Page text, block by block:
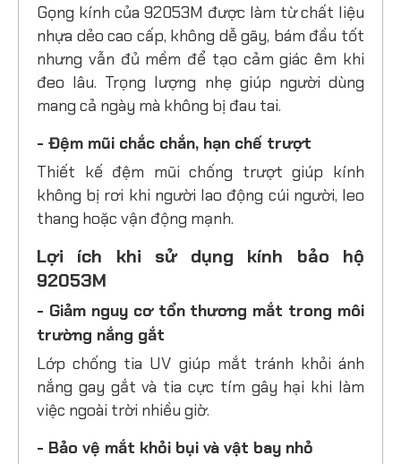
Gọng kính của 92053M được làm từ chất liệu
nhựa dẻo cao cấp, không dễ gãy, bám đầu tốt
nhưng vẫn đủ mềm để tạo cảm giác êm khi
đeo lâu. Trọng lượng nhẹ giúp người dùng
mang cả ngày mà không bị đau tai.
- Đệm mũi chắc chắn, hạn chế trượt
Thiết kế đệm mũi chống trượt giúp kính
không bị rơi khi người lao động cúi người, leo
thang hoặc vận động mạnh.
Lợi ích khi sử dụng kính bảo hộ
92053M
- Giảm nguy cơ tổn thương mắt trong môi
trường nắng gắt
Lớp chống tia UV giúp mắt tránh khỏi ánh
nắng gay gắt và tia cực tím gây hại khi làm
việc ngoài trời nhiều giờ.
- Bảo vệ mắt khỏi bụi và vật bay nhỏ